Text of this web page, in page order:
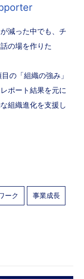
減った中でも、チ
の場を作りた
の「組織の強み」
ポート結果を元に
組織進化を支援し
ーク 事業成長